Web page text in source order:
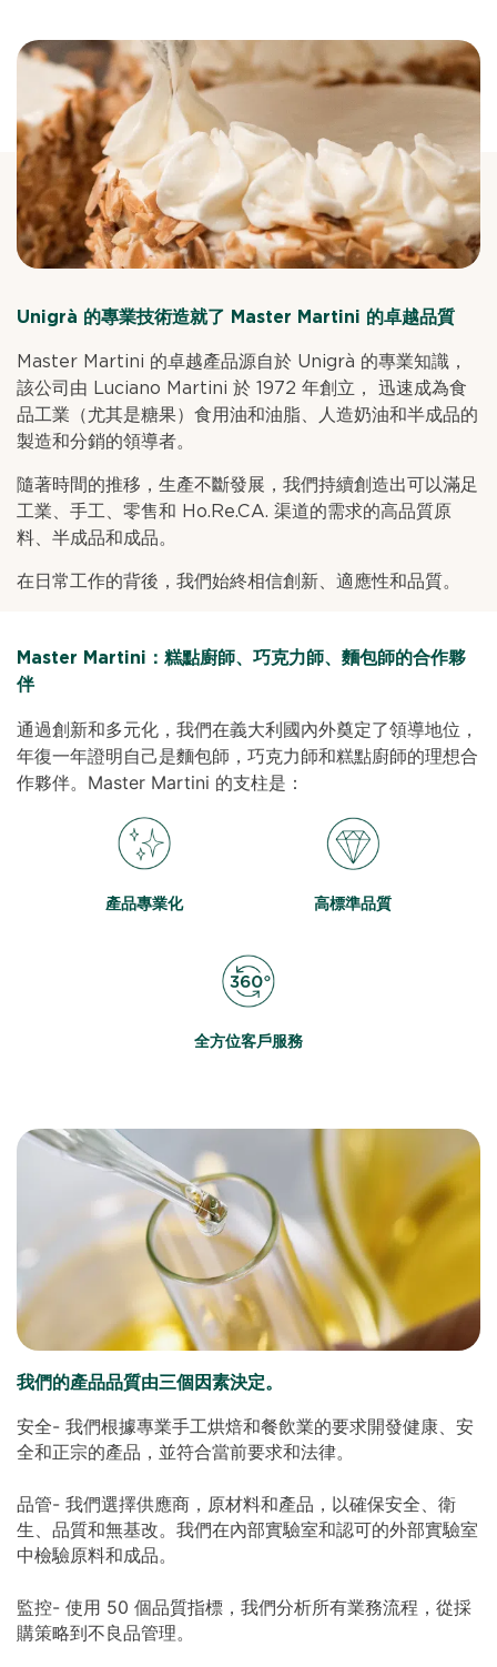
Unigrà 的專業技術造就了 Master Martini 的卓越品質
Master Martini 的卓越產品源自於 Unigrà 的專業知識，
該公司由 Luciano Martini 於 1972 年創立， 迅速成為食
品工業（尤其是糖果）食用油和油脂、人造奶油和半成品的
製造和分銷的領導者。
隨著時間的推移，生產不斷發展，我們持續創造出可以滿足
工業、手工、零售和 Ho.Re.CA. 渠道的需求的高品質原
料、半成品和成品。
在日常工作的背後，我們始終相信創新、適應性和品質。
Master Martini：糕點廚師、巧克力師、麵包師的合作夥
伴
通過創新和多元化，我們在義大利國內外奠定了領導地位，
年復一年證明自己是麵包師，巧克力師和糕點廚師的理想合
作夥伴。Master Martini 的支柱是：
產品專業化 高標準品質
全方位客戶服務
我們的產品品質由三個因素決定。
安全- 我們根據專業手工烘焙和餐飲業的要求開發健康、安
全和正宗的產品，並符合當前要求和法律。
品管- 我們選擇供應商，原材料和產品，以確保安全、衛
生、品質和無基改。我們在內部實驗室和認可的外部實驗室
中檢驗原料和成品。
監控- 使用 50 個品質指標，我們分析所有業務流程，從採
購策略到不良品管理。